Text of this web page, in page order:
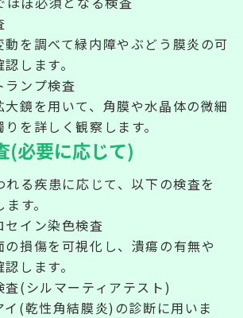
動を調べて緑内障やぶどう膜炎の可
します。
ランプ検査
大鏡を用いて、角膜や水晶体の微細
を詳しく観察します。
(必要に応じて)
れる疾患に応じて、以下の検査を
す。
セイン染色検査
の損傷を可視化し、潰瘍の有無や
します。
査(シルマーティアテスト)
イ(乾性角結膜炎)の診断に用いま